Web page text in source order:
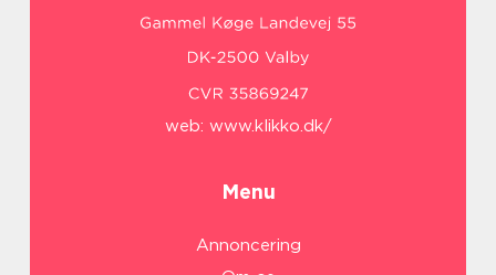
web: www.klikko.dk/
Menu
Annoncering